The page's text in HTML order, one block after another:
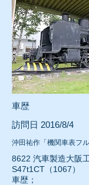
車歴
訪問日 2016/8/4
沖田祐作「機関車表フ
8622 汽車製造大阪
S47t1CT（1067）
車歴；